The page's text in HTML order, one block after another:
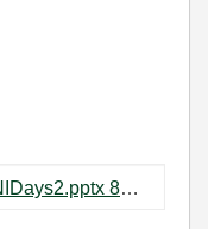
Suivi Concours Robotique NIDays2.pptx ‏872 KB